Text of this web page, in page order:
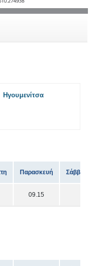
Ηγουμενίτσα
Παρασκευή Σάββατο
09.15